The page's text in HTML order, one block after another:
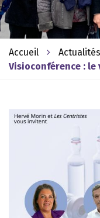
Accueil
Actualités
Visioconférence : le